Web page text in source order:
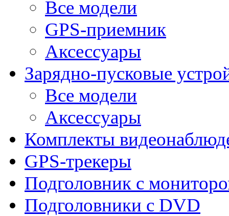
Все модели
GPS-приемник
Аксессуары
Зарядно-пусковые
Все модели
Аксессуары
Комплекты
GPS-трекеры
Подголовник с
Подголовники с DVD